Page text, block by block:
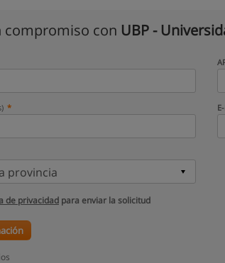
compromiso con UBP -
de privacidad para enviar la solicitud